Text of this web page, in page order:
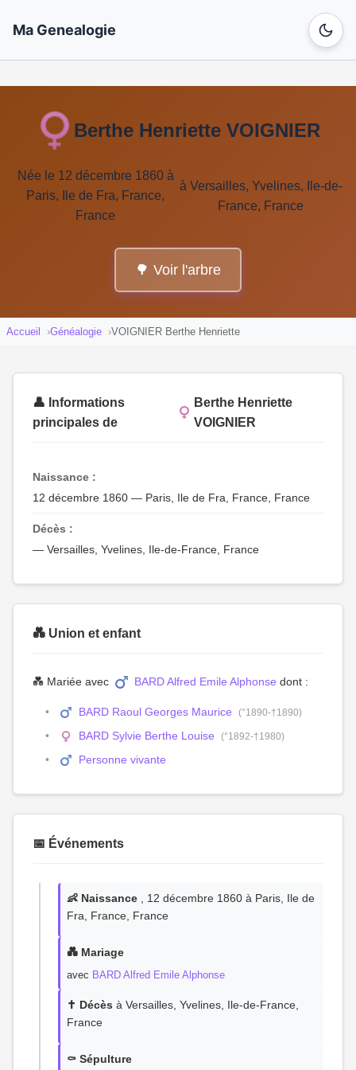
Ma Genealogie
Berthe Henriette VOIGNIER
Née le 12 décembre 1860 à
Paris, Ile de Fra, France,
France
à Versailles, Yvelines, Ile-de-
France, France
🌳 Voir l'arbre
Accueil Généalogie VOIGNIER Berthe Henriette
👤 Informations
principales de
Berthe Henriette
VOIGNIER
Naissance :
12 décembre 1860 — Paris, Ile de Fra, France, France
Décès :
— Versailles, Yvelines, Ile-de-France, France
💑 Union et enfant
💑 Mariée avec BARD Alfred Emile Alphonse dont :
BARD Raoul Georges Maurice (°1890-†1890)
BARD Sylvie Berthe Louise (°1892-†1980)
Personne vivante
📅 Événements
👶 Naissance , 12 décembre 1860 à Paris, Ile de
Fra, France, France
💑 Mariage
avec BARD Alfred Emile Alphonse
✝️ Décès à Versailles, Yvelines, Ile-de-France,
France
⚰️ Sépulture